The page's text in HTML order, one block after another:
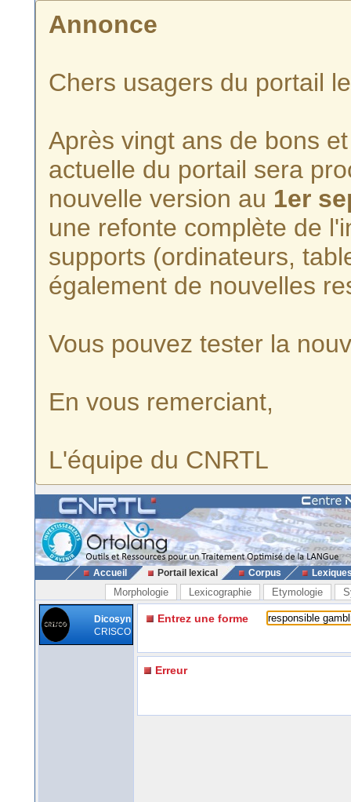
Annonce
Chers usagers du portail
Après vingt ans de bons
actuelle du portail sera
nouvelle version au 1er
une refonte complète de
supports (ordinateurs,
également de nouvelles
Vous pouvez tester la
En vous remerciant,
L'équipe du CNRTL
Accueil Portail lexical Corpus
Morphologie Lexicographie Etymologie
Dicosyn
CRISCO
Entrez une forme
Erreur